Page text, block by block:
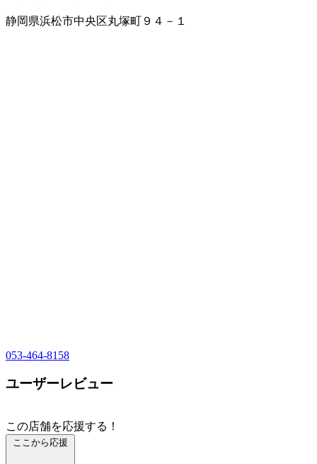
静岡県浜松市中央区丸塚町９４－１
053-464-8158
ユーザーレビュー
この店舗を応援する！
ここから応援